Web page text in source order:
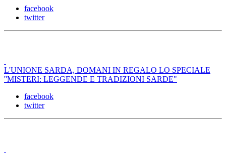
facebook
twitter
L'UNIONE SARDA, DOMANI IN REGALO LO SPECIALE
''MISTERI: LEGGENDE E TRADIZIONI SARDE"
facebook
twitter